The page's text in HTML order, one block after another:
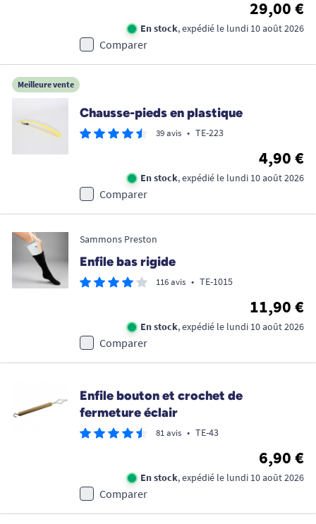
29,00 €
En stock, expédié le lundi 10 août 2026
Comparer
Meilleure vente
Chausse-pieds en plastique
39 avis • TE-223
4,90 €
En stock, expédié le lundi 10 août 2026
Comparer
Sammons Preston
Enfile bas rigide
116 avis • TE-1015
11,90 €
En stock, expédié le lundi 10 août 2026
Comparer
Enfile bouton et crochet de
fermeture éclair
81 avis • TE-43
6,90 €
En stock, expédié le lundi 10 août 2026
Comparer